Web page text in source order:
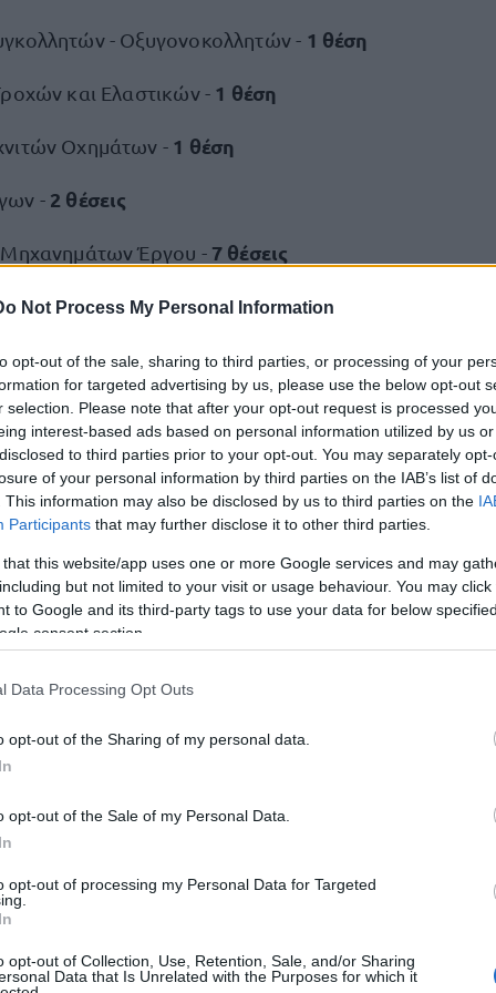
Not Process My Personal Information
opt-out of the sale, sharing to third parties, or processing of your
for targeted advertising by us, please use the below opt-out
selection. Please note that after your opt-out request is processed
interest-based ads based on personal information utilized by us
to third parties prior to your opt-out. You may separately
of your personal information by third parties on the IAB’s list of
This information may also be disclosed by us to third parties on the
Participants that may further disclose it to other third parties.
that this website/app uses one or more Google services and may
but not limited to your visit or usage behaviour. You may
to Google and its third-party tags to use your data for below
consent section.
Data Processing Opt Outs
opt-out of the Sharing of my personal data.
opt-out of the Sale of my Personal Data.
opt-out of processing my Personal Data for Targeted
opt-out of Collection, Use, Retention, Sale, and/or Sharing
Data that Is Unrelated with the Purposes for which it
- Οξυγονοκολλητών - 1 θέση
και Ελαστικών - 1 θέση
Οχημάτων - 1 θέση
- 2 θέσεις
Μηχανημάτων Έργου - 7 θέσεις
-27 θέσεις
Καθαριότητας Εσωτερικών Χώρων -2 θέσεις
συμμετοχής
καλούνται να συμπληρώσουν την αίτηση με
και να την υποβάλουν μαζί με τα απαιτούμενα
σύμφωνα με το άρθρο του proson, με άλλο
εφόσον η εξουσιοδότηση φέρει την υπογραφή τους
ταχυδρομικά με συστημένη επιστολή, στα γραφεία
Δυναμικού και Διοικητικής Μέριμνας, υπόψη κ.κ.
Κωνσταντίνου και Τρίγκα Ελένης (τηλ.
2025.